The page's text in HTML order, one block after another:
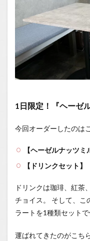
1日限定！『ヘーゼ
今回オーダーしたのは
【ヘーゼルナッツ
【ドリンクセット】
ドリンクは珈琲、紅茶
チョイス。 そして、こ
ラートを1種類セット
運ばれてきたのがこち